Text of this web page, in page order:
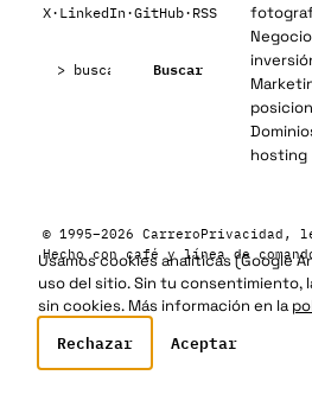
X· LinkedIn·GitHub· RSS
Buscar
hosting
© 1995–2026 CarreroPrivacidad,
Hecho con café y línea de
Usamos cookies analíticas (Google
uso del sitio. Sin tu consentimiento,
sin cookies. Más información en la
Rechazar Aceptar